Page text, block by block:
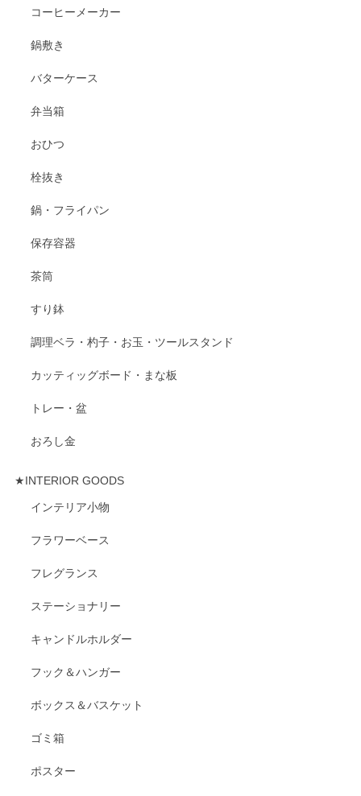
コーヒーメーカー
鍋敷き
バターケース
弁当箱
おひつ
栓抜き
鍋・フライパン
保存容器
茶筒
すり鉢
調理ベラ・杓子・お玉・ツールスタンド
カッティッグボード・まな板
トレー・盆
おろし金
★INTERIOR GOODS
インテリア小物
フラワーベース
フレグランス
ステーショナリー
キャンドルホルダー
フック＆ハンガー
ボックス＆バスケット
ゴミ箱
ポスター